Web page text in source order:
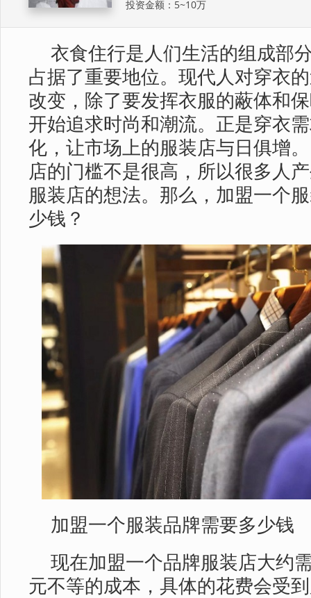
投资金额：5~10万
衣食住行是人们生活的组成部
占据了重要地位。现代人对穿衣
改变，除了要发挥衣服的蔽体和
开始追求时尚和潮流。正是穿衣
化，让市场上的服装店与日俱增
店的门槛不是很高，所以很多人
服装店的想法。那么，加盟一个
少钱？
加盟一个服装品牌需要多少钱
现在加盟一个品牌服装店大约
元不等的成本，具体的花费会受